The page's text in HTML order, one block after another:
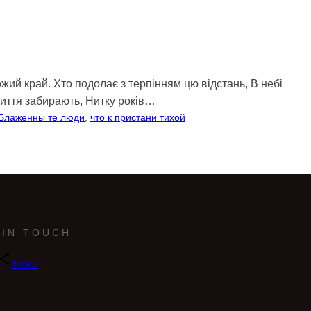
край. Хто подолає з терпінням цю відстань, В небі
забирають, Нитку років…
Блаженны те люди что к пристани тихой
TOUCH
Email